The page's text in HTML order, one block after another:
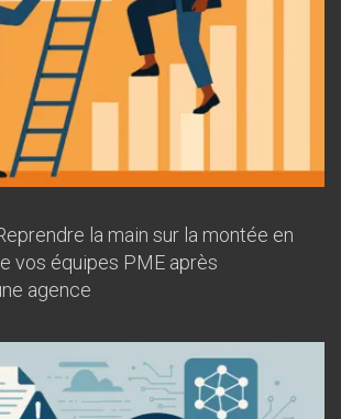
la main sur la montée en
vos équipes PME après
agence